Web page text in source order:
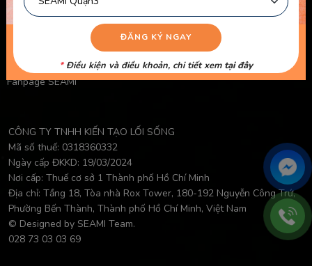
Điều Khoản Logo
Danh Sách Giáo Viên
Fanpage SEAMI
CÔNG TY TNHH KIẾN TẠO LỐI SỐNG
Mã số thuế: 0318360332
Ngày cấp ĐKKD: 19/03/2024
Nơi cấp: Thuế cơ sở 1 Thành phố Hồ Chí Minh
Địa chỉ: Tầng 18, Tòa nhà Rox Tower, 180-192 Nguyễn Công Trứ,
Phường Bến Thành, Thành phố Hồ Chí Minh, Việt Nam
© Designed by SEAMI Team.
028 73 03 03 69
*Điều kiện và điều khoản, chi tiết xem tại đây